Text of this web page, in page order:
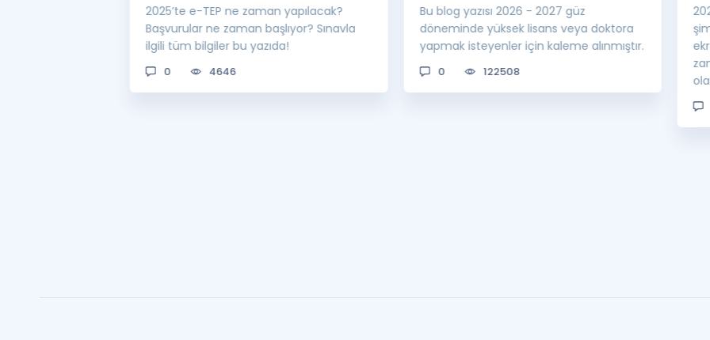
2025’te e-TEP ne zaman yapılacak?
Başvurular ne zaman başlıyor? Sınavla
ilgili tüm bilgiler bu yazıda!
0 4646
Bu blog yazısı 2026 - 2027 güz
döneminde yüksek lisans veya doktora
yapmak isteyenler için kaleme alınmıştır.
0 122508